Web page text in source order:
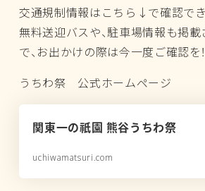
交通規制情報はこちら↓で確認でき
無料送迎バスや、駐車場情報も掲
で、お出かけの際は今一度ご確認を！
うちわ祭 公式ホームページ
関東一の祇園 熊谷うちわ祭
uchiwamatsuri.com